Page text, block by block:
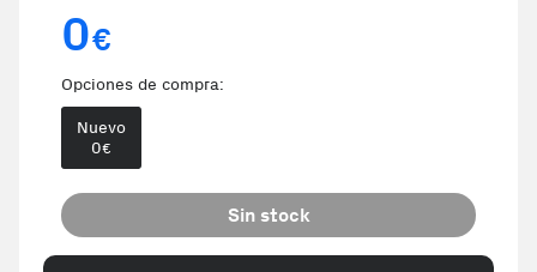
0€
Opciones de compra:
Nuevo
0€
Sin stock